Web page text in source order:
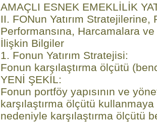
AMAÇLI ESNEK EMEKLİLİK
II. FONun Yatırım Stratejilerine,
Performansına, Harcamalara
İlişkin Bilgiler
1. Fonun Yatırım Stratejisi:
Fonun karşılaştırma ölçütü
YENİ ŞEKİL:
Fonun portföy yapısının ve
karşılaştırma ölçütü
nedeniyle karşılaştırma ölçütü